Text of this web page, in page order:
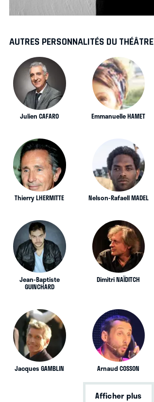
AUTRES PERSONNALITÉS DU THÉÂTRE
Julien CAFARO Emmanuelle HAMET
Thierry LHERMITTE Nelson-Rafaell MADEL
Jean-Baptiste
GUINCHARD
Dimitri NAÏDITCH
Jacques GAMBLIN Arnaud COSSON
Afficher plus